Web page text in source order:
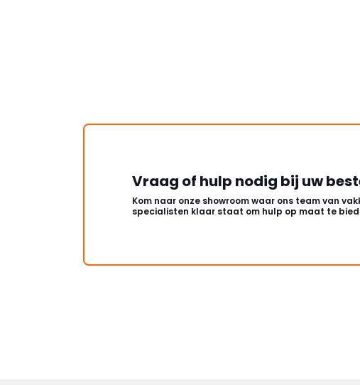
Vraag of hulp nodig bij uw
Kom naar onze showroom waar ons team van
specialisten klaar staat om hulp op maat te